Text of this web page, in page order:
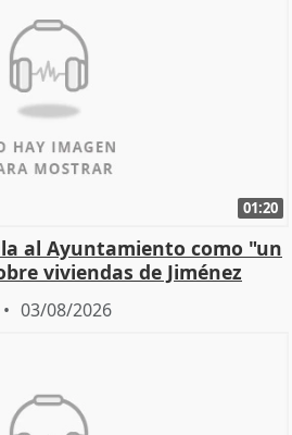
01:20
al Ayuntamiento como "un
viviendas de Jiménez
03/08/2026